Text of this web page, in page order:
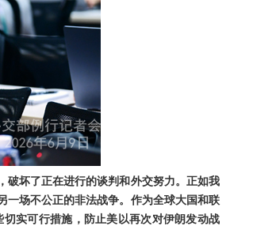
破坏了正在进行的谈判和外交努力。正如我
一场不公正的非法战争。作为全球大国和联
实可行措施，防止美以再次对伊朗发动战